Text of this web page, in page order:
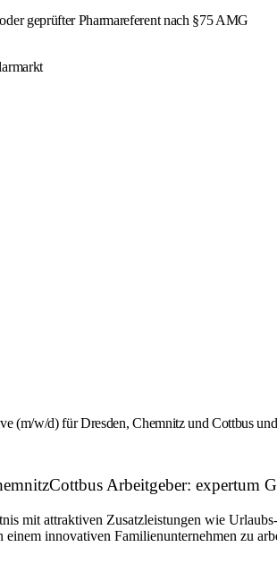
geprüfter Pharmareferent nach §75 AMG
w/d) für Dresden, Chemnitz und Cottbus
Arbeitgeber: expertum
mit attraktiven Zusatzleistungen wie
innovativen Familienunternehmen zu